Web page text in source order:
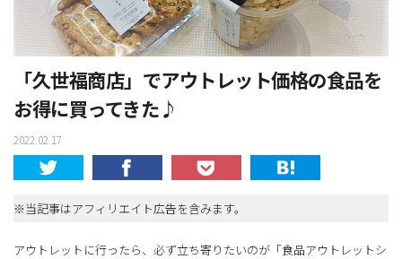
「久世福商店」でアウトレット価格の食品を
お得に買ってきた♪
2022.02.17
※当記事はアフィリエイト広告を含みます。
アウトレットに行ったら、必ず立ち寄りたいのが「食品アウトレットシ